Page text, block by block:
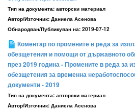
Тип на документа: авторски материал
Aвтор/Източник: Даниела Асенова
Обнародван/Публикуван на: 2019-07-12
Коментар по промените в реда за
обезщетения и помощи от държавното
през 2019 година - Промените в реда за
обезщетения за временна
документи - 2019
Тип на документа: авторски материал
Aвтор/Източник: Даниела Асенова